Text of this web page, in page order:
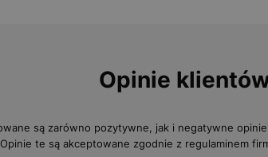
Opinie
są zarówno pozytywne, jak i negatywne
Opinie te są akceptowane zgodnie z regulaminem